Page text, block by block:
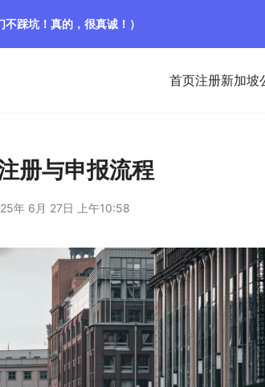
首页注册新加坡
册与申报流程
年 6月 27日 上午10:58
踩坑！真的，很真诚！）